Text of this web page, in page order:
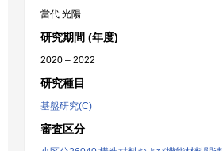
當代 光陽
研究期間 (年度)
2020 – 2022
研究種目
基盤研究(C)
審査区分